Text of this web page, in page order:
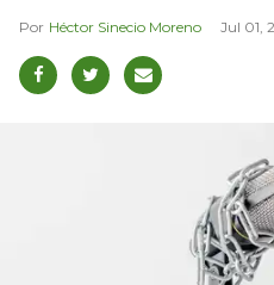
Héctor Sinecio Moreno Jul 01,